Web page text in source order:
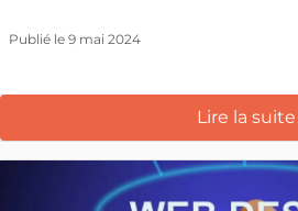
Publié le 9 mai 2024
Lire la suite